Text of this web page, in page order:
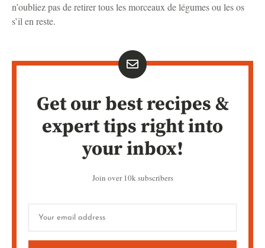
n’oubliez pas de retirer tous les morceaux de légumes ou les os
s’il en reste.
Get our best recipes &
expert tips right into
your inbox!
Join over 10k subscribers